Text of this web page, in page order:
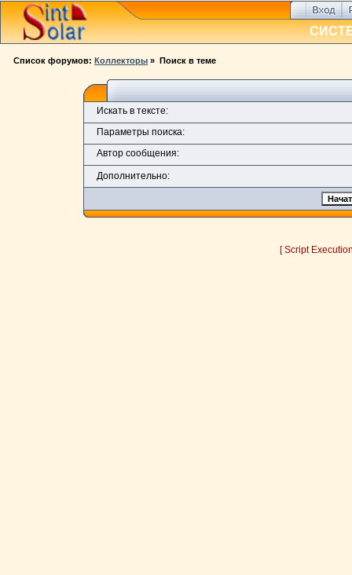
Список форумов: Коллекторы » Поиск в теме
Искать в тексте:
Параметры поиска:
Автор сообщения:
Дополнительно:
[ Script